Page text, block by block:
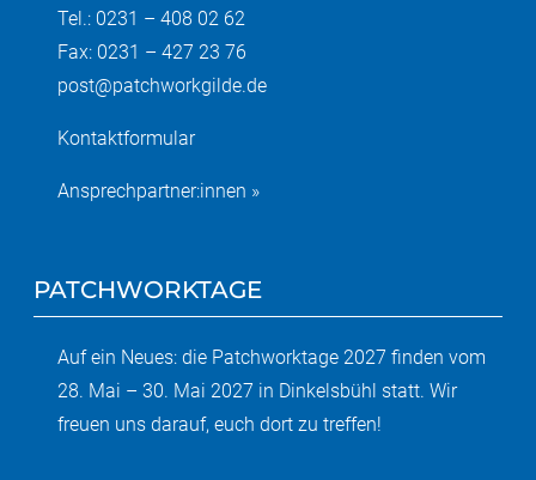
Tel.: 0231 – 408 02 62
Fax: 0231 – 427 23 76
post@patchworkgilde.de
Kontaktformular
Ansprechpartner:innen »
PATCHWORKTAGE
Auf ein Neues: die Patchworktage 2027 finden vom
28. Mai – 30. Mai 2027 in Dinkelsbühl statt. Wir
freuen uns darauf, euch dort zu treffen!